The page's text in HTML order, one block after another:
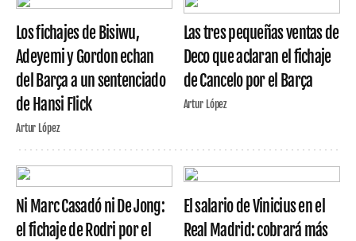
Los fichajes de Bisiwu,
Adeyemi y Gordon echan
del Barça a un sentenciado
de Hansi Flick
Artur López
Las tres pequeñas ventas de
Deco que aclaran el fichaje
de Cancelo por el Barça
Artur López
Ni Marc Casadó ni De Jong:
el fichaje de Rodri por el
El salario de Vinicius en el
Real Madrid: cobrará más